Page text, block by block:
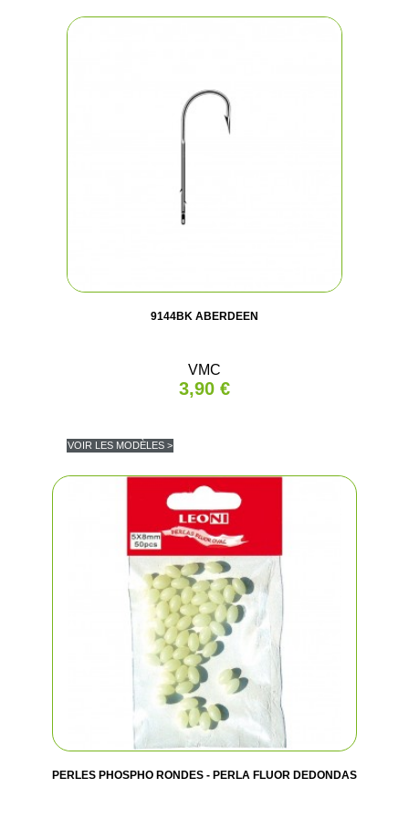
9144BK ABERDEEN
VMC
3,90 €
VOIR LES MODÈLES >
PERLES PHOSPHO RONDES - PERLA FLUOR DEDONDAS